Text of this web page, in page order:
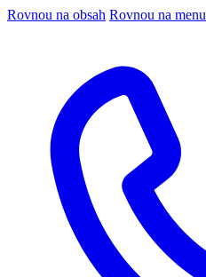
Rovnou na obsah Rovnou na menu